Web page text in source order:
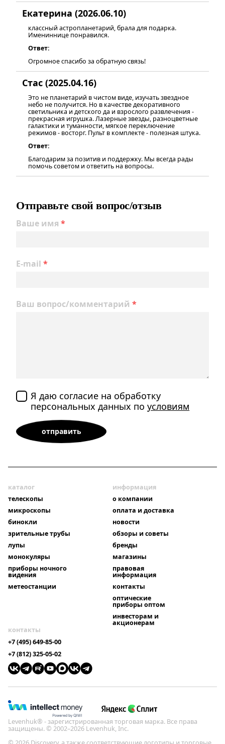
Екатерина (2026.06.10)
классный астропланетарий, брала для подарка.
Имениннице понравился.
Ответ:
Огромное спасибо за обратную связь!
Стас (2025.04.16)
Это не планетарий в чистом виде, изучать звездное
небо не получится. Но в качестве декоративного
светильника и детского да и взрослого развлечения -
прекрасная игрушка. Лазерные звезды, разноцветные
галактики и туманности, мягкое переключение
режимов - восторг. Пульт в комплекте - полезная штука.
Ответ:
Благодарим за позитив и поддержку. Мы всегда рады
помочь советом и ответить на вопросы.
Отправьте свой вопрос/отзыв
Ваше имя *
E-mail *
Ваш вопрос/комментарий *
Я даю согласие на обработку
персональных данных поусловиям
каталог
телескопы
микроскопы
бинокли
зрительные трубы
лупы
монокуляры
приборы ночного
видения
метеостанции
информация
о компании
оплата и доставка
новости
обзоры и советы
бренды
магазины
правовая
информация
контакты
оптические
приборы оптом
инвесторам и
акционерам
контакты
+7 (495) 649-85-00
+7 (812) 325-05-02
Levenhuk® - зарегистрированная торговая марка. Все права
защищены. © 2002–2026 Levenhuk, Inc.